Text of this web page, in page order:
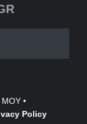
ΜΟΥ•
Policy